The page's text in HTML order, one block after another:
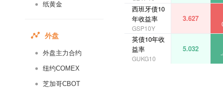
纸黄金
外盘
外盘主力合约
纽约COMEX
芝加哥CBOT
西班牙债10
年收益率
GSP10Y
3.627
英债10年收
益率
GUKG10
5.032